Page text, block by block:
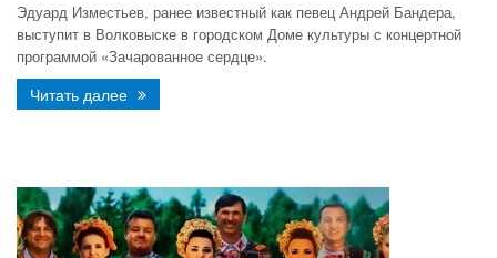
Эдуард Изместьев, ранее известный как певец Андрей Бандера,
выступит в Волковыске в городском Доме культуры с концертной
программой «Зачарованное сердце».
Читать далее